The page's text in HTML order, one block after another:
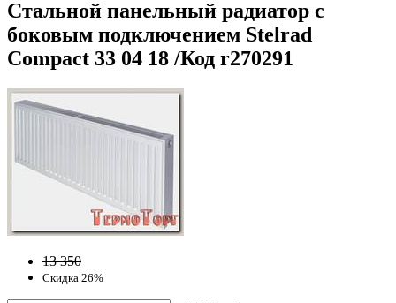
Стальной панельный радиатор с
боковым подключением Stelrad
Compact 33 04 18 /Код r270291
13 350
Скидка 26%